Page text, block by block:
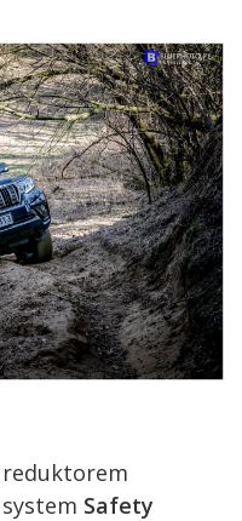
reduktorem
Safety